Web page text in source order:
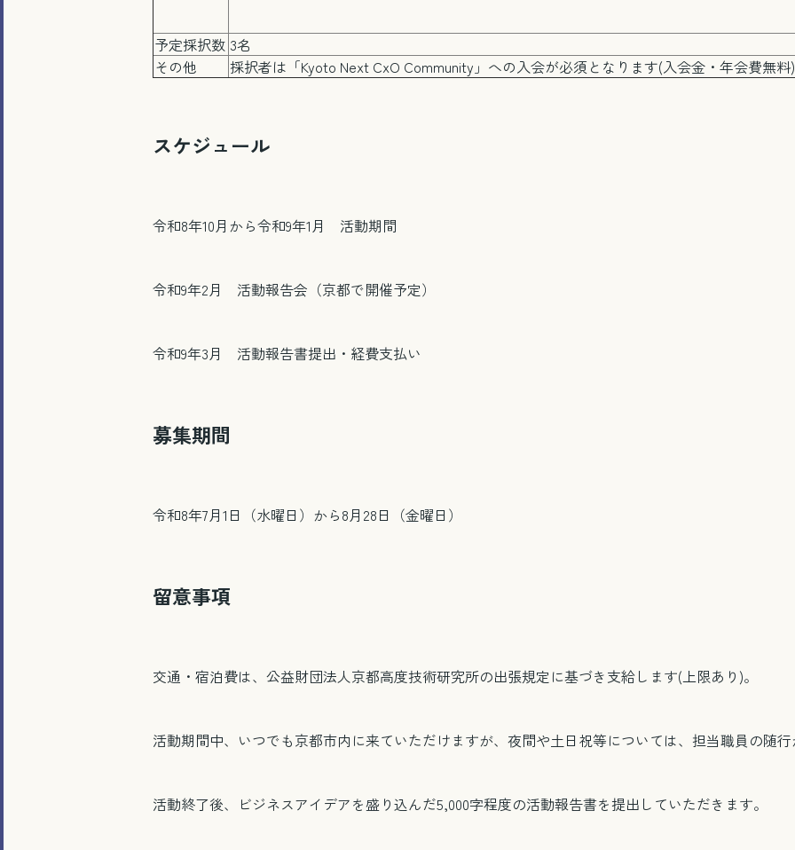
予定採択数 3名
その他
採択者は「Kyoto Next CxO Community」への入会が必須となります(入会金・年会費無料
スケジュール
令和8年10月から令和9年1月 活動期間
令和9年2月 活動報告会（京都で開催予定）
令和9年3月 活動報告書提出・経費支払い
募集期間
令和8年7月1日（水曜日）から8月28日（金曜日）
留意事項
交通・宿泊費は、公益財団法人京都高度技術研究所の出張規定に基づき支給します(上限あり)。
活動期間中、いつでも京都市内に来ていただけますが、夜間や土日祝等については、担当職員の随
活動終了後、ビジネスアイデアを盛り込んだ5,000字程度の活動報告書を提出していただきます。